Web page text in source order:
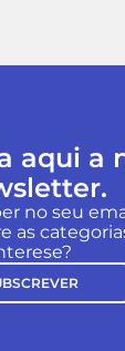
aqui a
no seu
as